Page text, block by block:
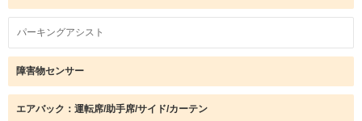
パーキングアシスト
障害物センサー
エアバック：運転席/助手席/サイド/カーテン